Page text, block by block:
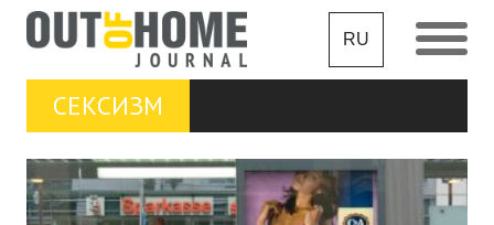
RU
СЕКСИЗМ